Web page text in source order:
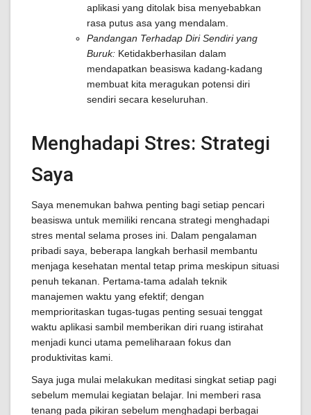
aplikasi yang ditolak bisa menyebabkan
rasa putus asa yang mendalam.
Pandangan Terhadap Diri Sendiri yang
Buruk: Ketidakberhasilan dalam
mendapatkan beasiswa kadang-kadang
membuat kita meragukan potensi diri
sendiri secara keseluruhan.
Menghadapi Stres: Strategi
Saya
Saya menemukan bahwa penting bagi setiap pencari
beasiswa untuk memiliki rencana strategi menghadapi
stres mental selama proses ini. Dalam pengalaman
pribadi saya, beberapa langkah berhasil membantu
menjaga kesehatan mental tetap prima meskipun situasi
penuh tekanan. Pertama-tama adalah teknik
manajemen waktu yang efektif; dengan
memprioritaskan tugas-tugas penting sesuai tenggat
waktu aplikasi sambil memberikan diri ruang istirahat
menjadi kunci utama pemeliharaan fokus dan
produktivitas kami.
Saya juga mulai melakukan meditasi singkat setiap pagi
sebelum memulai kegiatan belajar. Ini memberi rasa
tenang pada pikiran sebelum menghadapi berbagai